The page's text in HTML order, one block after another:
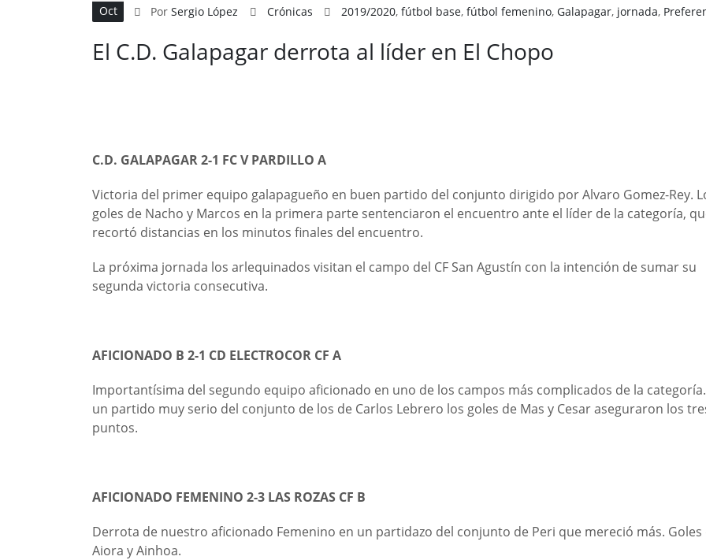
Oct Por Sergio López Crónicas 2019/2020,fútbol base,fútbol femenino,Galapagar, jornada,
El C.D. Galapagar derrota al líder en El Chopo
C.D. GALAPAGAR 2-1 FC V PARDILLO A
Victoria del primer equipo galapagueño en buen partido del conjunto dirigido por Alvaro Gomez-Rey.
goles de Nacho y Marcos en la primera parte sentenciaron el encuentro ante el líder de la categoría,
recortó distancias en los minutos finales del encuentro.
La próxima jornada los arlequinados visitan el campo del CF San Agustín con la intención de sumar su
segunda victoria consecutiva.
AFICIONADO B 2-1 CD ELECTROCOR CF A
Importantísima del segundo equipo aficionado en uno de los campos más complicados de la
un partido muy serio del conjunto de los de Carlos Lebrero los goles de Mas y Cesar aseguraron los
puntos.
AFICIONADO FEMENINO 2-3 LAS ROZAS CF B
Derrota de nuestro aficionado Femenino en un partidazo del conjunto de Peri que mereció más. Goles
Aiora y Ainhoa.